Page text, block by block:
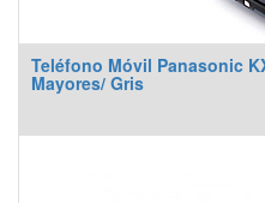
Teléfono Móvil Panasonic
Mayores/ Gris